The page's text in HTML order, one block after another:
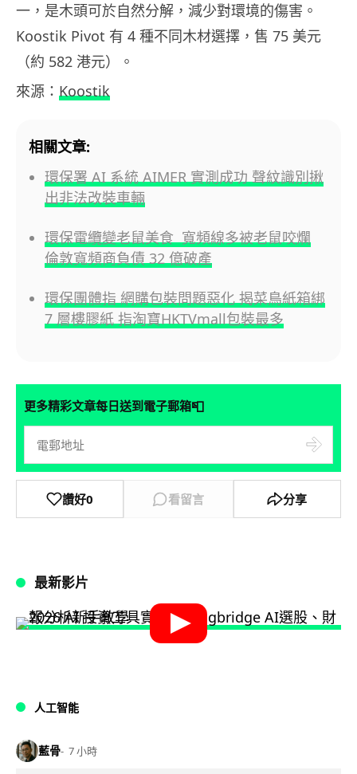
一，是木頭可於自然分解，減少對環境的傷害。
Koostik Pivot 有 4 種不同木材選擇，售 75 美元
（約 582 港元）。
來源： Koostik
相關文章:
環保署 AI 系統 AIMER 實測成功 聲紋識別揪
出非法改裝車輛
環保電纜變老鼠美食 寬頻線多被老鼠咬爛
倫敦寬頻商負債 32 億破產
環保團體指 網購包裝問題惡化 揭菜鳥紙箱綁
7 層樓膠紙 指淘寶HKTVmall包裝最多
更多精彩文章每日送到電子郵箱📮
讚好0 看留言 分享
最新影片
人工智能
藍骨 7 小時